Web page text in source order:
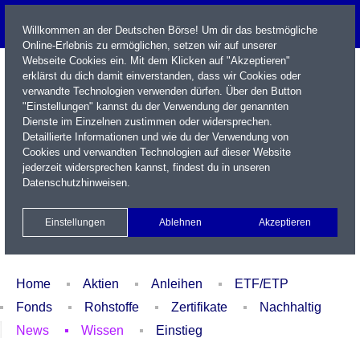
Name / WKN / ISIN / Kürzel
Xetra Realtime
Watchlist Portfolio Login
Home Aktien Anleihen
ETF/ETP
Fonds
Rohstoffe Zertifikate
Nachhaltig
News
Wissen Einstieg
Willkommen an der Deutschen Börse! Um dir das bestmögliche
Online-Erlebnis zu ermöglichen, setzen wir auf unserer
Webseite Cookies ein. Mit dem Klicken auf "Akzeptieren"
erklärst du dich damit einverstanden, dass wir Cookies oder
verwandte Technologien verwenden dürfen. Über den Button
"Einstellungen" kannst du der Verwendung der genannten
Dienste im Einzelnen zustimmen oder widersprechen.
Detaillierte Informationen und wie du der Verwendung von
Cookies und verwandten Technologien auf dieser Website
jederzeit widersprechen kannst, findest du in unseren
Datenschutzhinweisen.
Einstellungen Ablehnen Akzeptieren